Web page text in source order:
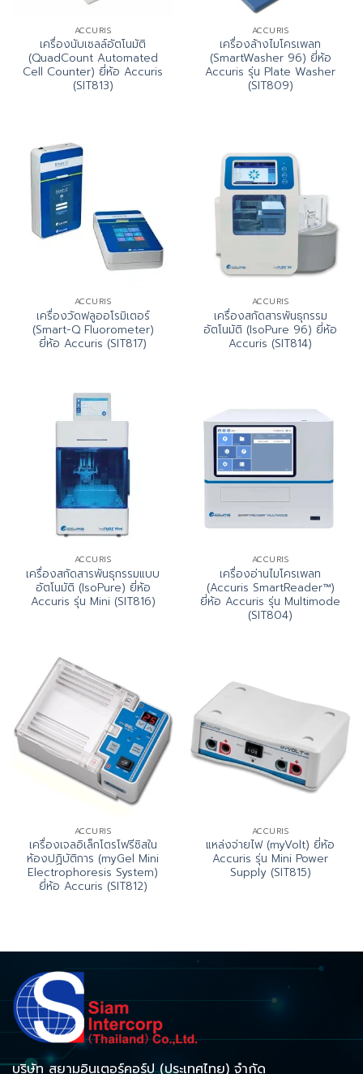
ACCURIS
เครื่องนับเซลล์อัตโนมัติ
(QuadCount Automated
Cell Counter) ยี่ห้อ Accuris
(SIT813)
ACCURIS
เครื่องล้างไมโครเพลท
(SmartWasher 96) ยี่ห้อ
Accuris รุ่น Plate Washer
(SIT809)
ACCURIS
เครื่องวัดฟลูออโรมิเตอร์
(Smart-Q Fluorometer)
ยี่ห้อ Accuris (SIT817)
ACCURIS
เครื่องสกัดสารพันธุกรรม
อัตโนมัติ (IsoPure 96) ยี่ห้อ
Accuris (SIT814)
ACCURIS
เครื่องสกัดสารพันธุกรรมแบบ
อัตโนมัติ (IsoPure) ยี่ห้อ
Accuris รุ่น Mini (SIT816)
ACCURIS
เครื่องอ่านไมโครเพลท
(Accuris SmartReader™)
ยี่ห้อ Accuris รุ่น Multimode
(SIT804)
ACCURIS
เครื่องเจลอิเล็กโตรโฟรีซิสใน
ห้องปฏิบัติการ (myGel Mini
Electrophoresis System)
ยี่ห้อ Accuris (SIT812)
ACCURIS
แหล่งจ่ายไฟ (myVolt) ยี่ห้อ
Accuris รุ่น Mini Power
Supply (SIT815)
บริษัท สยามอินเตอร์คอร์ป (ประเทศไทย) จำกัด